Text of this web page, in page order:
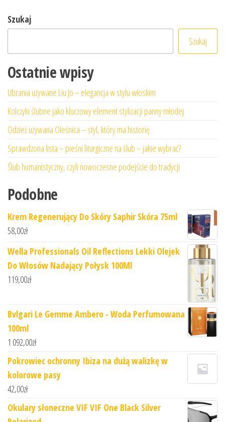
Szukaj
Szukaj
Ostatnie wpisy
Ubrania używane Liu Jo – elegancja w stylu włoskim
Kolczyki ślubne jako kluczowy element stylizacji panny młodej
Odzież używana Oleśnica – styl, który ma historię
Sprawdzona lista – pieśni liturgiczne na ślub – jakie wybrać?
Ślub humanistyczny, czyli nowoczesne podejście do tradycji
Podobne
Krem Regenerujący Do Skóry Saphir Skóra 75ml
58,00zł
Wella Professionals Oil Reflections Lekki Olejek
Do Włosów Nadający Połysk 100Ml
119,00zł
Bvlgari Le Gemme Ambero - Woda Perfumowana
100ml
1 092,00zł
Pokrowiec ochronny Ibiza na dużą walizkę w
kolorowe pasy
42,00zł
Okulary słoneczne VIF VIF One Black Silver